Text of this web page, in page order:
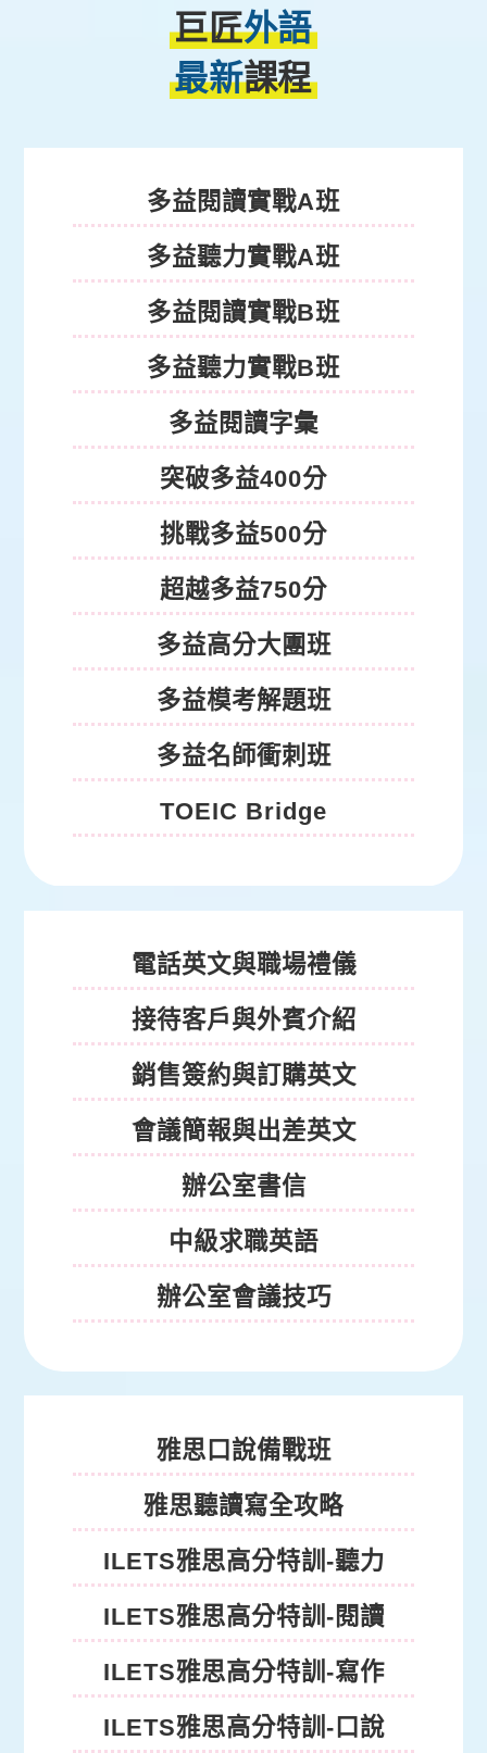
巨匠外語
最新課程
多益閱讀實戰A班
多益聽力實戰A班
多益閱讀實戰B班
多益聽力實戰B班
多益閱讀字彙
突破多益400分
挑戰多益500分
超越多益750分
多益高分大團班
多益模考解題班
多益名師衝刺班
TOEIC Bridge
商用英文
電話英文與職場禮儀
接待客戶與外賓介紹
銷售簽約與訂購英文
會議簡報與出差英文
辦公室書信
中級求職英語
辦公室會議技巧
雅思課程
雅思口說備戰班
雅思聽讀寫全攻略
ILETS雅思高分特訓-聽力
ILETS雅思高分特訓-閱讀
ILETS雅思高分特訓-寫作
ILETS雅思高分特訓-口說